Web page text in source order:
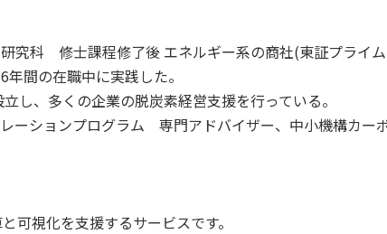
究科 修士課程修了後 エネルギー系の商社(東証プライ
間の在職中に実践した。
し、多くの企業の脱炭素経営支援を行っている。
ーションプログラム 専門アドバイザー、中小機構カー
可視化を支援するサービスです。